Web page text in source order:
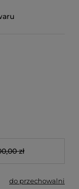
zł
do przechowalni